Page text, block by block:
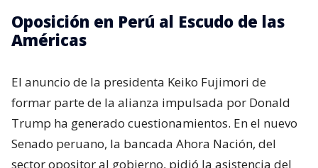
Oposición en Perú al Escudo de las
Américas
El anuncio de la presidenta Keiko Fujimori de
formar parte de la alianza impulsada por Donald
Trump ha generado cuestionamientos. En el nuevo
Senado peruano, la bancada Ahora Nación, del
sector opositor al gobierno, pidió la asistencia del